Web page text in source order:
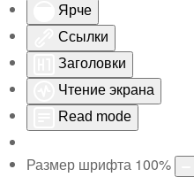
Ярче
Ссылки
Заголовки
Чтение экрана
Read mode
Размер шрифта 100%